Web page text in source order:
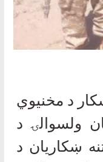
د مخنیوي
ولسوالۍ د
ښکاريان د